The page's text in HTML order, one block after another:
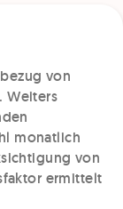
von
Weiters
monatlich
von
ermittelt